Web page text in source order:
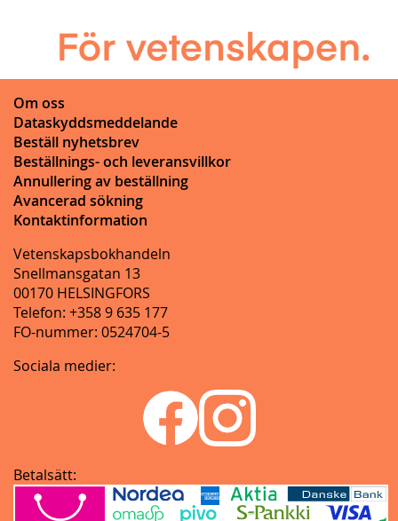
Om oss
Dataskyddsmeddelande
Beställ nyhetsbrev
Beställnings- och leveransvillkor
Annullering av beställning
Avancerad sökning
Kontaktinformation
Vetenskapsbokhandeln
Snellmansgatan 13
00170 HELSINGFORS
Telefon: +358 9 635 177
FO-nummer: 0524704-5
Sociala medier:
Betalsätt: